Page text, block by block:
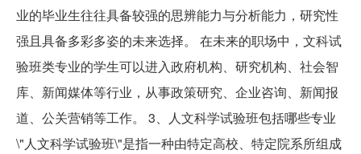
业的毕业生往往具备较强的思辨能力与分析能力，研究性
强且具备多彩多姿的未来选择。 在未来的职场中，文科试
验班类专业的学生可以进入政府机构、研究机构、社会智
库、新闻媒体等行业，从事政策研究、企业咨询、新闻报
道、公关营销等工作。 3、人文科学试验班包括哪些专业
\"人文科学试验班\"是指一种由特定高校、特定院系所组成